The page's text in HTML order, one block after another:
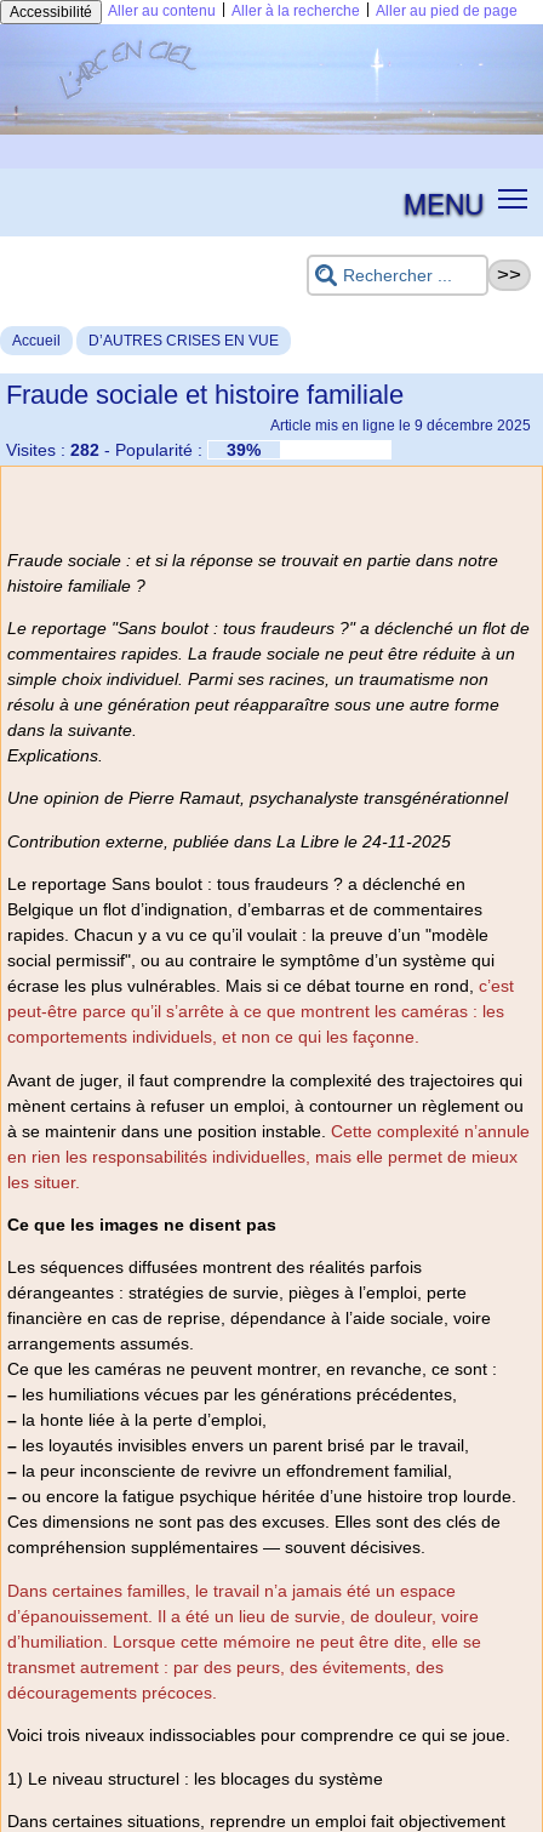
Accessibilité Aller au contenu Aller à la recherche Aller au pied de page
MENU
Accueil D’AUTRES CRISES EN VUE
Fraude sociale et histoire familiale
Article mis en ligne le 9 décembre 2025
Visites : 282 - Popularité : 39%
Fraude sociale : et si la réponse se trouvait en partie dans notre
histoire familiale ?
Le reportage "Sans boulot : tous fraudeurs ?"a déclenché un flot de
commentaires rapides. La fraude sociale ne peut être réduite à un
simple choix individuel. Parmi ses racines, un traumatisme non
résolu à une génération peut réapparaître sous une autre forme
dans la suivante.
Explications.
Une opinion de Pierre Ramaut, psychanalyste transgénérationnel
Contribution externe, publiée dans La Libre le 24-11-2025
Le reportage Sans boulot : tous fraudeurs ? a déclenché en
Belgique un flot d’indignation, d’embarras et de commentaires
rapides. Chacun y a vu ce qu’il voulait : la preuve d’un "modèle
social permissif", ou au contraire le symptôme d’un système qui
écrase les plus vulnérables. Mais si ce débat tourne en rond, c’est
peut-être parce qu’il s’arrête à ce que montrent les caméras : les
comportements individuels, et non ce qui les façonne.
Avant de juger, il faut comprendre la complexité des trajectoires qui
mènent certains à refuser un emploi, à contourner un règlement ou
à se maintenir dans une position instable. Cette complexité n’annule
en rien les responsabilités individuelles, mais elle permet de mieux
les situer.
Ce que les images ne disent pas
Les séquences diffusées montrent des réalités parfois
dérangeantes : stratégies de survie, pièges à l’emploi, perte
financière en cas de reprise, dépendance à l’aide sociale, voire
arrangements assumés.
Ce que les caméras ne peuvent montrer, en revanche, ce sont :
– les humiliations vécues par les générations précédentes,
– la honte liée à la perte d’emploi,
– les loyautés invisibles envers un parent brisé par le travail,
– la peur inconsciente de revivre un effondrement familial,
– ou encore la fatigue psychique héritée d’une histoire trop lourde.
Ces dimensions ne sont pas des excuses. Elles sont des clés de
compréhension supplémentaires — souvent décisives.
Dans certaines familles, le travail n’a jamais été un espace
d’épanouissement. Il a été un lieu de survie, de douleur, voire
d’humiliation. Lorsque cette mémoire ne peut être dite, elle se
transmet autrement : par des peurs, des évitements, des
découragements précoces.
Voici trois niveaux indissociables pour comprendre ce qui se joue.
1) Le niveau structurel : les blocages du système
Dans certaines situations, reprendre un emploi fait objectivement